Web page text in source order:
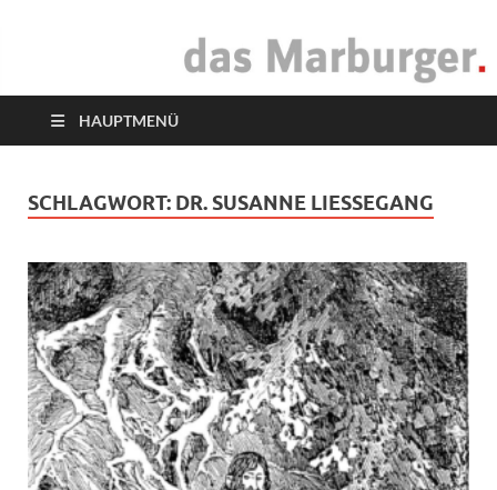
das Marburger.
HAUPTMENÜ
SCHLAGWORT: DR. SUSANNE LIESSEGANG